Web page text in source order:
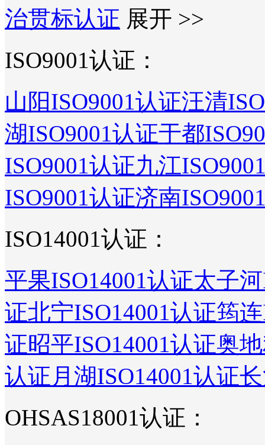
治贯标认证 展开 >>
ISO9001认证：
山阳ISO9001认证汪清
湖ISO9001认证于都
ISO9001认证九江
ISO9001认证济南
ISO14001认证：
平果ISO14001认证太子
证北宁ISO14001认证筠
证昭平ISO14001认证奥
认证 月湖ISO14001认证
OHSAS18001认证：